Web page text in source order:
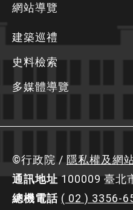
網站導覽
建築巡禮
史料檢索
多媒體導覽
©行政院 / 隱私權及網
通訊地址 100009 臺北
總機電話 ( 02 ) 3356-